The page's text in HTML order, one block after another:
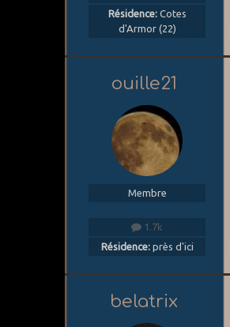
Résidence:Cotes
d'Armor (22)
ouille21
Membre
1.7k
Résidence:près d'ici
belatrix